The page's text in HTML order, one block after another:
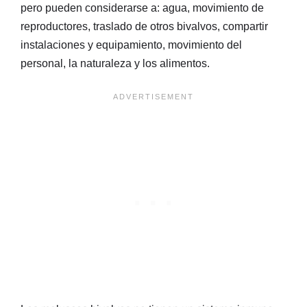
pero pueden considerarse a: agua, movimiento de
reproductores, traslado de otros bivalvos, compartir
instalaciones y equipamiento, movimiento del
personal, la naturaleza y los alimentos.